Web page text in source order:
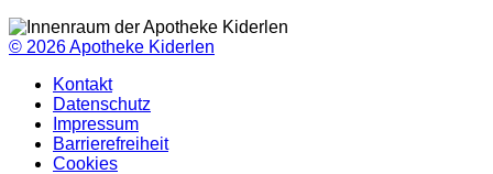
© 2026Apotheke Kiderlen
Kontakt
Datenschutz
Impressum
Barrierefreiheit
Cookies